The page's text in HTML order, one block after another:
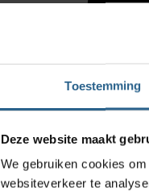
Toestemming
Deze website maakt
We gebruiken cookies
websiteverkeer te